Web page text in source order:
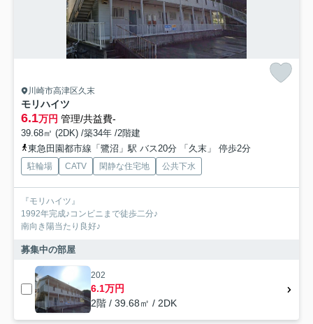
川崎市高津区久末
モリハイツ
6.1万円 管理/共益費-
39.68㎡ (2DK) /築34年 /2階建
東急田園都市線「鷺沼」駅 バス20分 「久末」 停歩2分
駐輪場 CATV 閑静な住宅地 公共下水
『モリハイツ』
1992年完成♪コンビニまで徒歩二分♪
南向き陽当たり良好♪
募集中の部屋
202
6.1万円
2階 / 39.68㎡ / 2DK